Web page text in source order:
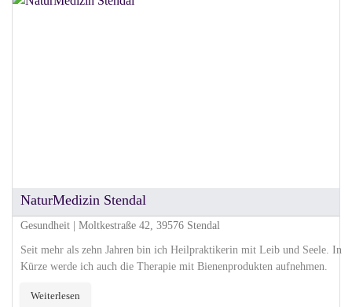
NaturMedizin Stendal
Gesundheit | Moltkestraße 42, 39576 Stendal
Seit mehr als zehn Jahren bin ich Heilpraktikerin mit Leib und Seele. In
Kürze werde ich auch die Therapie mit Bienenprodukten aufnehmen.
Weiterlesen